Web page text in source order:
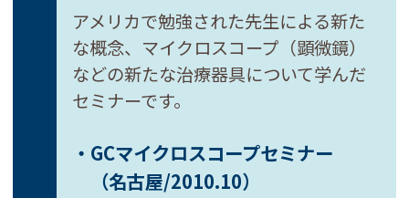
アメリカで勉強された先生による新た
な概念、マイクロスコープ（顕微鏡）
などの新たな治療器具について学んだ
セミナーです。
・GCマイクロスコープセミナー
（名古屋/2010.10）